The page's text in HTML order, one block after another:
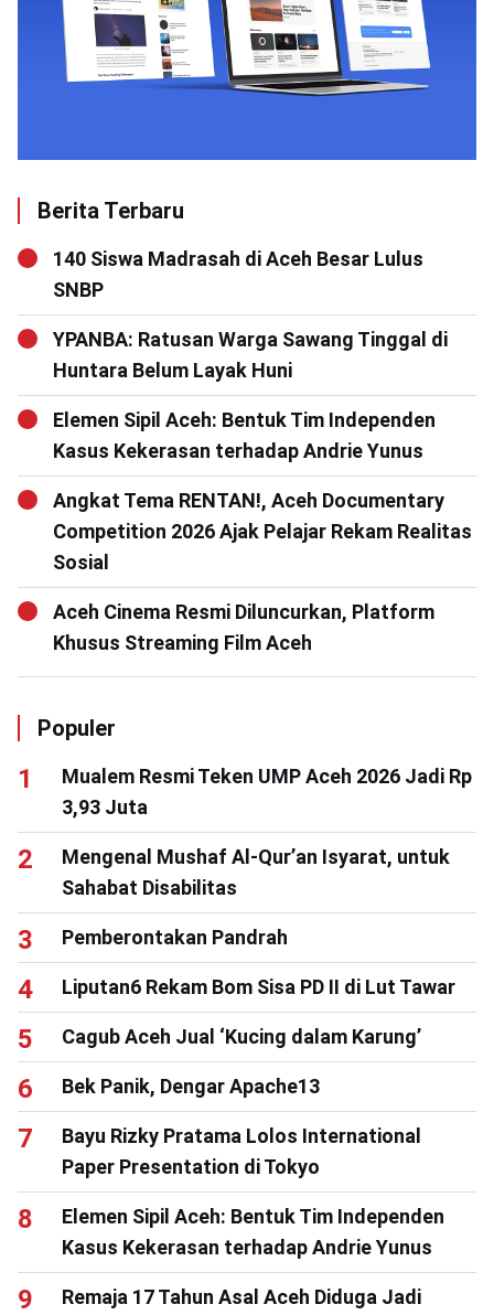
Berita Terbaru
140 Siswa Madrasah di Aceh Besar Lulus
SNBP
YPANBA: Ratusan Warga Sawang Tinggal di
Huntara Belum Layak Huni
Elemen Sipil Aceh: Bentuk Tim Independen
Kasus Kekerasan terhadap Andrie Yunus
Angkat Tema RENTAN!, Aceh Documentary
Competition 2026 Ajak Pelajar Rekam Realitas
Sosial
Aceh Cinema Resmi Diluncurkan, Platform
Khusus Streaming Film Aceh
Populer
Mualem Resmi Teken UMP Aceh 2026 Jadi Rp
3,93 Juta
Mengenal Mushaf Al-Qur’an Isyarat, untuk
Sahabat Disabilitas
Pemberontakan Pandrah
Liputan6 Rekam Bom Sisa PD II di Lut Tawar
Cagub Aceh Jual ‘Kucing dalam Karung’
Bek Panik, Dengar Apache13
Bayu Rizky Pratama Lolos International
Paper Presentation di Tokyo
Elemen Sipil Aceh: Bentuk Tim Independen
Kasus Kekerasan terhadap Andrie Yunus
Remaja 17 Tahun Asal Aceh Diduga Jadi